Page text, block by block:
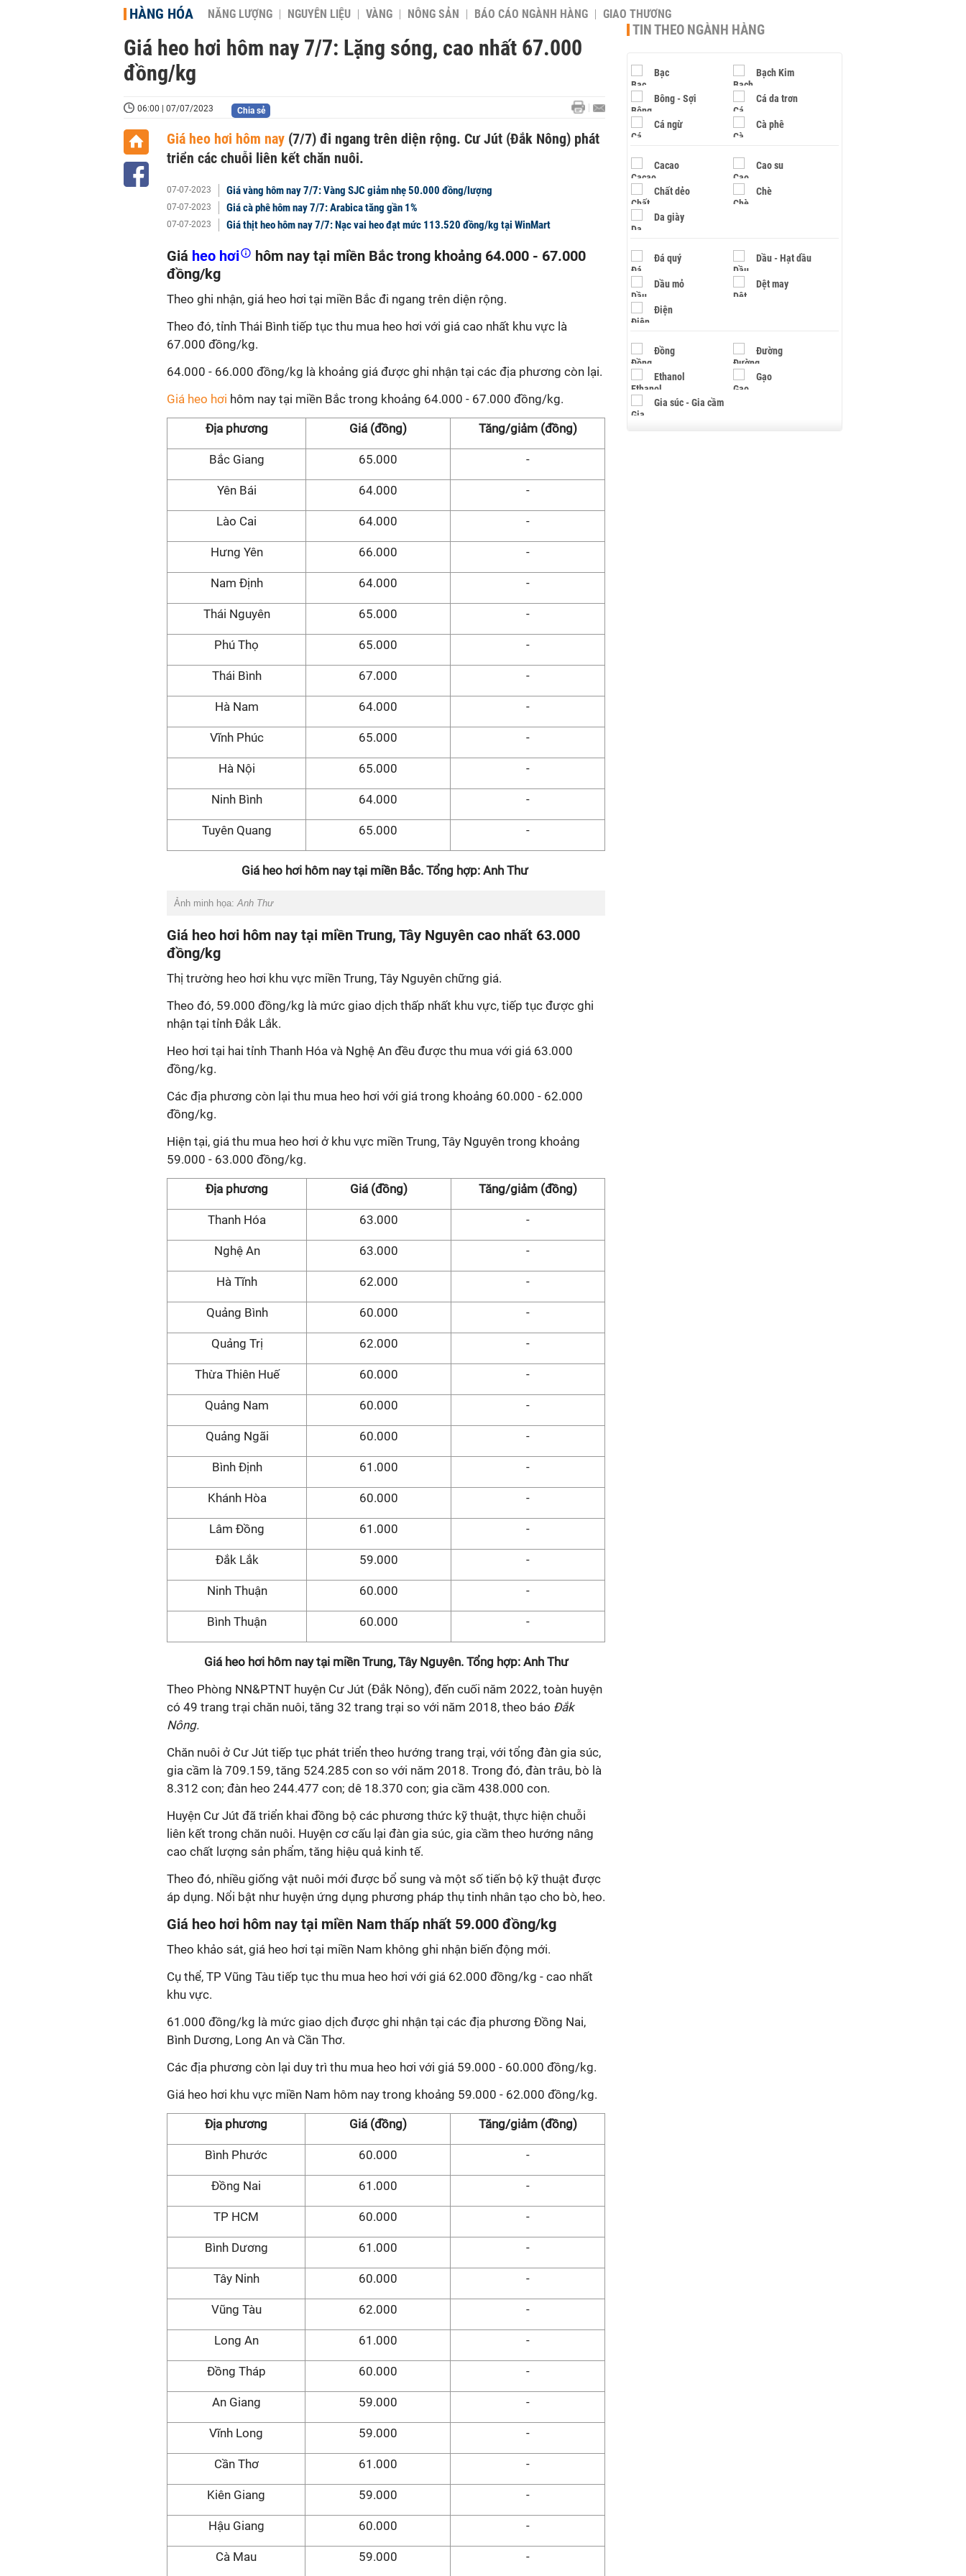
HÀNG HÓA NĂNG LƯỢNG NGUYÊN LIỆU VÀNG NÔNG SẢN BÁO CÁO NGÀNH HÀNG GIAO THƯƠNG
Giá heo hơi hôm nay 7/7: Lặng sóng, cao nhất 67.000
đồng/kg
06:00 | 07/07/2023 Chia sẻ
Giá heo hơi hôm nay (7/7) đi ngang trên diện rộng. Cư Jút (Đắk Nông) phát
triển các chuỗi liên kết chăn nuôi.
07-07-2023 Giá vàng hôm nay 7/7: Vàng SJC giảm nhẹ 50.000 đồng/lượng
07-07-2023 Giá cà phê hôm nay 7/7: Arabica tăng gần 1%
07-07-2023 Giá thịt heo hôm nay 7/7: Nạc vai heo đạt mức 113.520 đồng/kg tại WinMart
Giá heo hơi
hôm nay tại miền Bắc trong khoảng 64.000 - 67.000
đồng/kg
Theo ghi nhận, giá heo hơi tại miền Bắc đi ngang trên diện rộng.
Theo đó, tỉnh Thái Bình tiếp tục thu mua heo hơi với giá cao nhất khu vực là
67.000 đồng/kg.
64.000 - 66.000 đồng/kg là khoảng giá được ghi nhận tại các địa phương còn lại.
Giá heo hơi hôm nay tại miền Bắc trong khoảng 64.000 - 67.000 đồng/kg.
Địa phương Giá (đồng) Tăng/giảm (đồng)
Bắc Giang 65.000 -
Yên Bái 64.000 -
Lào Cai 64.000 -
Hưng Yên 66.000 -
Nam Định 64.000 -
Thái Nguyên 65.000 -
Phú Thọ 65.000 -
Thái Bình 67.000 -
Hà Nam 64.000 -
Vĩnh Phúc 65.000 -
Hà Nội 65.000 -
Ninh Bình 64.000 -
Tuyên Quang 65.000 -
Giá heo hơi hôm nay tại miền Bắc. Tổng hợp: Anh Thư
Ảnh minh họa:Anh Thư
Giá heo hơi hôm nay tại miền Trung, Tây Nguyên cao nhất 63.000
đồng/kg
Thị trường heo hơi khu vực miền Trung, Tây Nguyên chững giá.
Theo đó, 59.000 đồng/kg là mức giao dịch thấp nhất khu vực, tiếp tục được ghi
nhận tại tỉnh Đắk Lắk.
Heo hơi tại hai tỉnh Thanh Hóa và Nghệ An đều được thu mua với giá 63.000
đồng/kg.
Các địa phương còn lại thu mua heo hơi với giá trong khoảng 60.000 - 62.000
đồng/kg.
Hiện tại, giá thu mua heo hơi ở khu vực miền Trung, Tây Nguyên trong khoảng
59.000 - 63.000 đồng/kg.
Địa phương Giá (đồng) Tăng/giảm (đồng)
Thanh Hóa 63.000 -
Nghệ An 63.000 -
Hà Tĩnh 62.000 -
Quảng Bình 60.000 -
Quảng Trị 62.000 -
Thừa Thiên Huế 60.000 -
Quảng Nam 60.000 -
Quảng Ngãi 60.000 -
Bình Định 61.000 -
Khánh Hòa 60.000 -
Lâm Đồng 61.000 -
Đắk Lắk 59.000 -
Ninh Thuận 60.000 -
Bình Thuận 60.000 -
Giá heo hơi hôm nay tại miền Trung, Tây Nguyên. Tổng hợp: Anh Thư
Theo Phòng NN&PTNT huyện Cư Jút (Đắk Nông), đến cuối năm 2022, toàn huyện
có 49 trang trại chăn nuôi, tăng 32 trang trại so với năm 2018, theo báo Đắk
Nông.
Chăn nuôi ở Cư Jút tiếp tục phát triển theo hướng trang trại, với tổng đàn gia súc,
gia cầm là 709.159, tăng 524.285 con so với năm 2018. Trong đó, đàn trâu, bò là
8.312 con; đàn heo 244.477 con; dê 18.370 con; gia cầm 438.000 con.
Huyện Cư Jút đã triển khai đồng bộ các phương thức kỹ thuật, thực hiện chuỗi
liên kết trong chăn nuôi. Huyện cơ cấu lại đàn gia súc, gia cầm theo hướng nâng
cao chất lượng sản phẩm, tăng hiệu quả kinh tế.
Theo đó, nhiều giống vật nuôi mới được bổ sung và một số tiến bộ kỹ thuật được
áp dụng. Nổi bật như huyện ứng dụng phương pháp thụ tinh nhân tạo cho bò, heo.
Giá heo hơi hôm nay tại miền Nam thấp nhất 59.000 đồng/kg
Theo khảo sát, giá heo hơi tại miền Nam không ghi nhận biến động mới.
Cụ thể, TP Vũng Tàu tiếp tục thu mua heo hơi với giá 62.000 đồng/kg - cao nhất
khu vực.
61.000 đồng/kg là mức giao dịch được ghi nhận tại các địa phương Đồng Nai,
Bình Dương, Long An và Cần Thơ.
Các địa phương còn lại duy trì thu mua heo hơi với giá 59.000 - 60.000 đồng/kg.
Giá heo hơi khu vực miền Nam hôm nay trong khoảng 59.000 - 62.000 đồng/kg.
Địa phương Giá (đồng) Tăng/giảm (đồng)
Bình Phước 60.000 -
Đồng Nai 61.000 -
TP HCM 60.000 -
Bình Dương 61.000 -
Tây Ninh 60.000 -
Vũng Tàu 62.000 -
Long An 61.000 -
Đồng Tháp 60.000 -
An Giang 59.000 -
Vĩnh Long 59.000 -
Cần Thơ 61.000 -
Kiên Giang 59.000 -
Hậu Giang 60.000 -
Cà Mau 59.000 -
TIN THEO NGÀNH HÀNG
Bạc Bạch Kim
Bông - Sợi Cá da trơn
Cá ngừ Cà phê
Cacao Cao su
Chất dẻo Chè
Da giày
Đá quý Dầu - Hạt dầu
Dầu mỏ Dệt may
Điện
Đồng Đường
Ethanol Gạo
Gia súc - Gia cầm